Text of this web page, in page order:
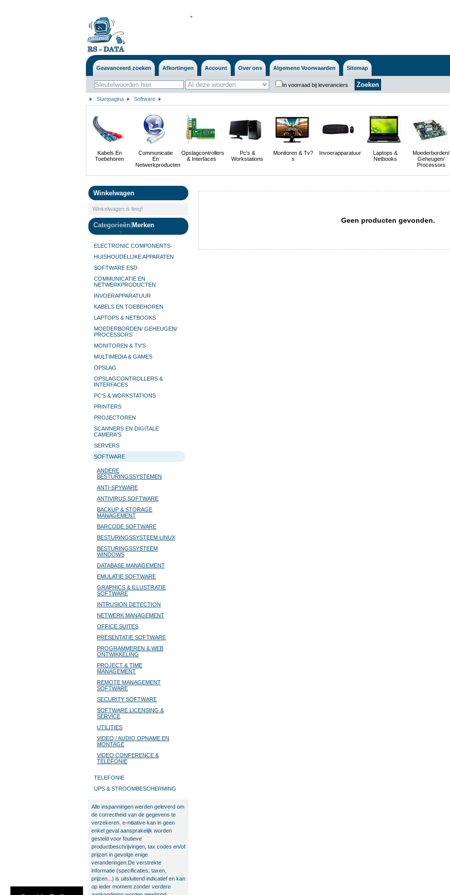
''
Geavanceerd zoeken Afkortingen Account Over ons Algemene Voorwaarden Sitemap
In voorraad bij leveranciers
Startpagina Software
Kabels En
Toebehoren
Communicatie
En
Netwerkproducten
Opslagcontrollers
& Interfaces
Pc's &
Workstations
Monitoren & Tv?
s
Invoerapparatuur
Laptops &
Netbooks
Moederborden/
Geheugen/
Processors
Winkelwagen
Winkelwagen is leeg!
Categorieën Merken
ELECTRONIC COMPONENTS
HUISHOUDELIJKE APPARATEN
SOFTWARE ESD
COMMUNICATIE EN
NETWERKPRODUCTEN
INVOERAPPARATUUR
KABELS EN TOEBEHOREN
LAPTOPS & NETBOOKS
MOEDERBORDEN/ GEHEUGEN/
PROCESSORS
MONITOREN & TV’S
MULTIMEDIA & GAMES
OPSLAG
OPSLAGCONTROLLERS &
INTERFACES
PC'S & WORKSTATIONS
PRINTERS
PROJECTOREN
SCANNERS EN DIGITALE
CAMERA'S
SERVERS
SOFTWARE
ANDERE
BESTURINGSSYSTEMEN
ANTI-SPYWARE
ANTIVIRUS SOFTWARE
BACKUP & STORAGE
MANAGEMENT
BARCODE SOFTWARE
BESTURINGSSYSTEEM LINUX
BESTURINGSSYSTEEM
WINDOWS
DATABASE MANAGEMENT
EMULATIE SOFTWARE
GRAPHICS & ILLUSTRATIE
SOFTWARE
INTRUSION DETECTION
NETWERK MANAGEMENT
OFFICE SUITES
PRESENTATIE SOFTWARE
PROGRAMMEREN & WEB
ONTWIKKELING
PROJECT & TIME
MANAGEMENT
REMOTE MANAGEMENT
SOFTWARE
SECURITY SOFTWARE
SOFTWARE LICENSING &
SERVICE
UTILITIES
VIDEO / AUDIO OPNAME EN
MONTAGE
VIDEO CONFERENCE &
TELEFONIE
TELEFONIE
UPS & STROOMBESCHERMING
Alle inspanningen werden geleverd om
de correctheid van de gegevens te
verzekeren. e-nitiative kan in geen
enkel geval aansprakelijk worden
gesteld voor foutieve
productbeschrijvingen, tax codes en/of
prijzen in gevolge enige
veranderingen.De verstrekte
informatie (specificaties, taxen,
prijzen...) is uitsluitend indicatief en kan
op ieder moment zonder verdere
Geen producten gevonden.